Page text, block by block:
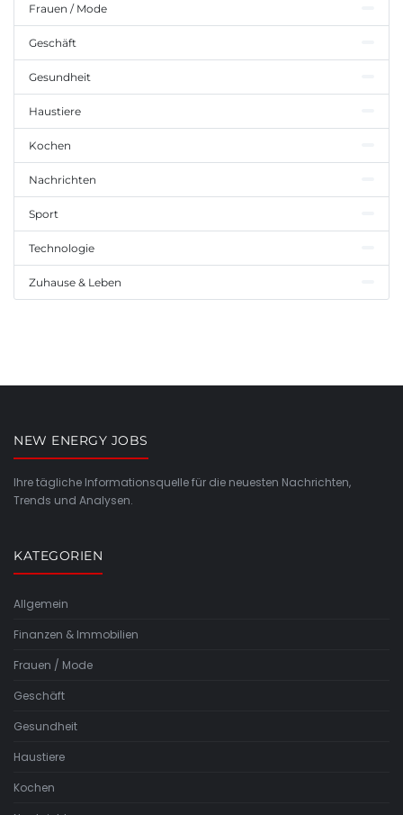
Frauen / Mode
Geschäft
Gesundheit
Haustiere
Kochen
Nachrichten
Sport
Technologie
Zuhause & Leben
NEW ENERGY JOBS
Ihre tägliche Informationsquelle für die neuesten Nachrichten,
Trends und Analysen.
KATEGORIEN
Allgemein
Finanzen & Immobilien
Frauen / Mode
Geschäft
Gesundheit
Haustiere
Kochen